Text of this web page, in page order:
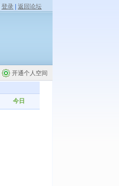
|登录 |返回论坛
开通个人空间
今日